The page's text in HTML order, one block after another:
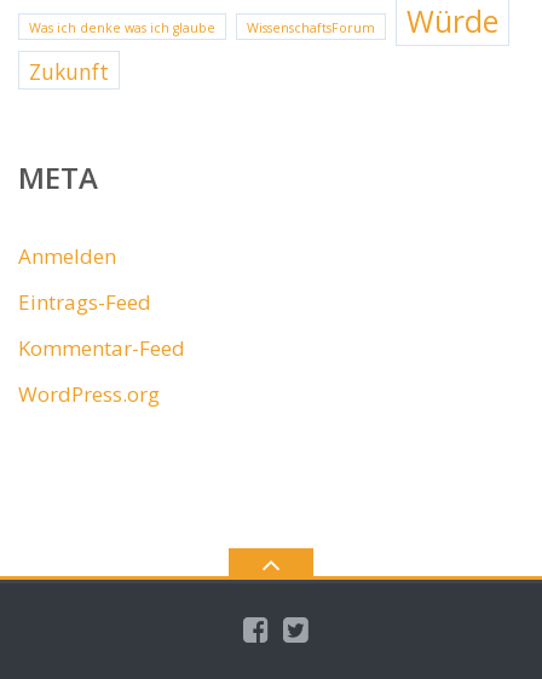
Was ich denke was ich glaube WissenschaftsForum Würde
Zukunft
META
Anmelden
Eintrags-Feed
Kommentar-Feed
WordPress.org